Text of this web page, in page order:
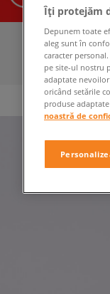
Îți protejăm
Depunem toate
aleg sunt în
caracter
pe site-ul nostru
adaptate
oricând setările
produse
noastră de